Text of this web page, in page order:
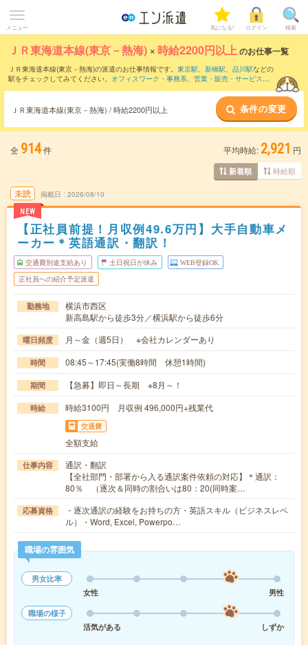
メニュー 気になる! ログイン 検索
ＪＲ東海道本線(東京－熱海) × 時給2200円以上のお仕事一覧
ＪＲ東海道本線(東京－熱海)の派遣のお仕事情報です。 東京駅、 新橋駅、 品川駅などの
駅をチェックしてみてください。 オフィスワーク・事務系、 営業・販売・サービス系
などのこだわり条件で絞り込んでいただけます。
ＪＲ東海道本線(東京－熱海) / 時給2200円以上 条件の変更
全 914件 平均時給: 2,921 円
新着順 時給順
未読
NEW
掲載日 2026/08/10
【正社員前提！月収例49.6万円】大手自動車メ
ーカー＊英語通訳・翻訳！
交通費別途支給あり 土日祝日が休み WEB登録OK
正社員への紹介予定派遣
勤務地
横浜市西区
新高島駅から徒歩3分／横浜駅から徒歩6分
曜日頻度 月～金（週5日） ※会社カレンダーあり
時間 08:45～17:45(実働8時間 休憩1時間)
期間 【急募】即日～長期 ※8月～！
時給 時給3100円 月収例 496,000円+残業代
交通費
全額支給
仕事内容
通訳・翻訳
【全社部門・部署から入る通訳案件依頼の対応】＊通訳：
80％ （逐次＆同時の割合いは80：20(同時案…
応募資格
・逐次通訳の経験をお持ちの方・英語スキル（ビジネスレベ
ル）・Word, Excel, Powerpo…
職場の雰囲気
男女比率
女性
男性
職場の様子
活気がある
しずか